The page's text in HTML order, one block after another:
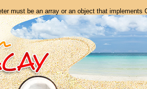
must be an array or an object that implements